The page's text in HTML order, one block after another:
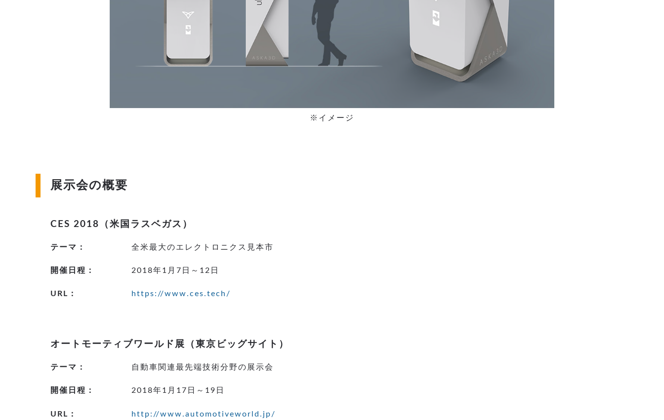
※イメージ
展示会の概要
CES 2018（米国ラスベガス）
テーマ： 全米最大のエレクトロニクス見本市
開催日程： 2018年1月7日～12日
URL： https://www.ces.tech/
オートモーティブワールド展（東京ビッグサイト）
テーマ： 自動車関連最先端技術分野の展示会
開催日程： 2018年1月17日～19日
URL： http://www.automotiveworld.jp/